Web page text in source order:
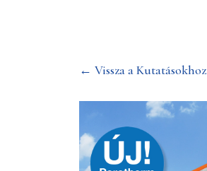
← Vissza a Kutatásokhoz